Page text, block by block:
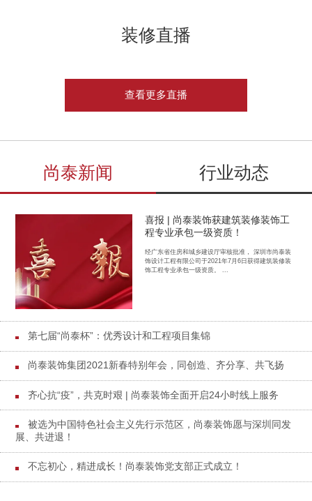
装修直播
查看更多直播
尚泰新闻 行业动态
喜报 | 尚泰装饰获建筑装修装饰工
程专业承包一级资质！
经广东省住房和城乡建设厅审核批准， 深圳市尚泰装
饰设计工程有限公司于2021年7月6日获得建筑装修装
饰工程专业承包一级资质。 ...
第七届“尚泰杯”：优秀设计和工程项目集锦
尚泰装饰集团2021新春特别年会，同创造、齐分享、共飞扬
齐心抗“疫”，共克时艰 | 尚泰装饰全面开启24小时线上服务
被选为中国特色社会主义先行示范区，尚泰装饰愿与深圳同发
展、共进退！
不忘初心，精进成长！尚泰装饰党支部正式成立！